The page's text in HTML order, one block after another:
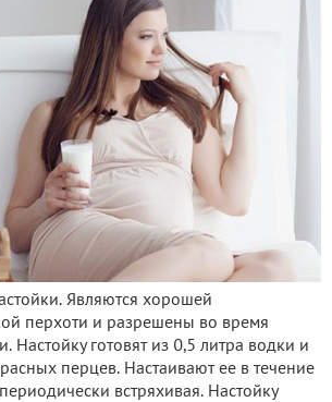
Являются хорошей
перхоти и разрешены во время
Настойку готовят из 0,5 литра водки и
перцев. Настаивают ее в течение
встряхивая. Настойку